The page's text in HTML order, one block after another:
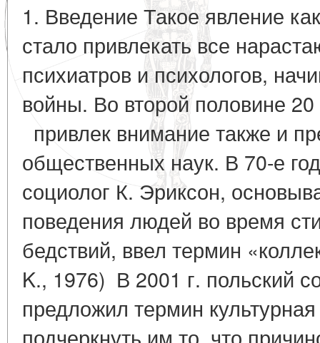
1. Введение Такое явление
стало привлекать все
психиатров и психологов,
войны. Во второй половине
привлек внимание также и
общественных наук. В 70-е
социолог К. Эриксон,
поведения людей во время
бедствий, ввел термин
K., 1976) В 2001 г. польский
предложил термин
подчеркнуть им то, что